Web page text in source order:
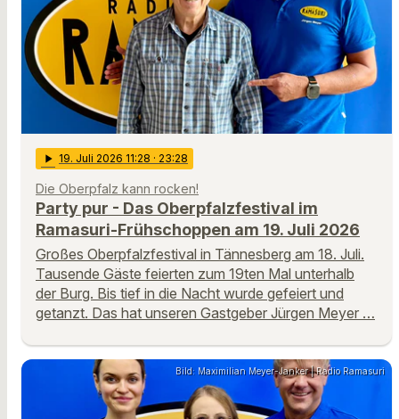
play_arrow 19. Juli 2026 11:28 · 23:28
Die Oberpfalz kann rocken!
Party pur - Das Oberpfalzfestival im
Ramasuri-Frühschoppen am 19. Juli 2026
Großes Oberpfalzfestival in Tännesberg am 18. Juli.
Tausende Gäste feierten zum 19ten Mal unterhalb
der Burg. Bis tief in die Nacht wurde gefeiert und
getanzt. Das hat unseren Gastgeber Jürgen Meyer …
Bild: Maximilian Meyer-Janker | Radio Ramasuri